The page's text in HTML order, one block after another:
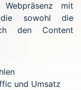
mit
die sowohl die
den Content
und Umsatz